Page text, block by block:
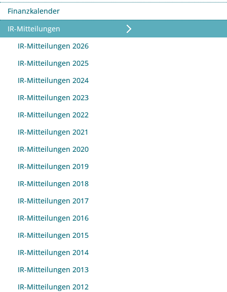
Suche
English
Finanzkalender
IR-Mitteilungen
IR-Mitteilungen 2026
IR-Mitteilungen 2025
IR-Mitteilungen 2024
IR-Mitteilungen 2023
IR-Mitteilungen 2022
IR-Mitteilungen 2021
IR-Mitteilungen 2020
IR-Mitteilungen 2019
IR-Mitteilungen 2018
IR-Mitteilungen 2017
IR-Mitteilungen 2016
IR-Mitteilungen 2015
IR-Mitteilungen 2014
IR-Mitteilungen 2013
IR-Mitteilungen 2012